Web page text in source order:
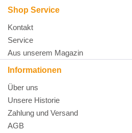
Shop Service
Kontakt
Service
Aus unserem Magazin
Informationen
Über uns
Unsere Historie
Zahlung und Versand
AGB